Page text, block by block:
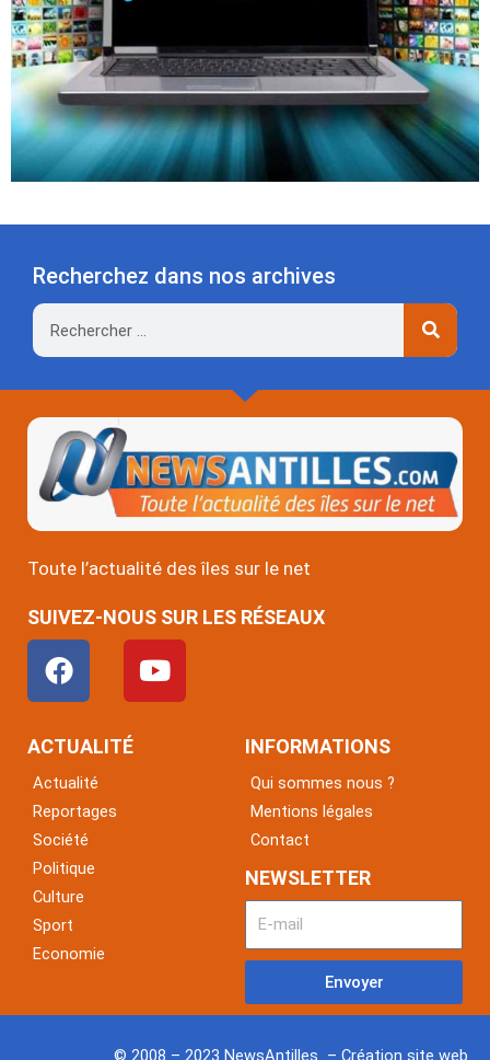
Recherchez dans nos archives
Rechercher
Toute l’actualité des îles sur le net
SUIVEZ-NOUS SUR LES RÉSEAUX
F
a
c
e
o
o
k
Y
o
u
ACTUALITÉ
Actualité
Reportages
Société
Politique
Culture
Sport
Economie
INFORMATIONS
Qui sommes nous ?
Mentions légales
Contact
NEWSLETTER
Envoyer